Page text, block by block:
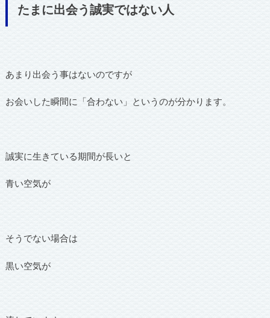
たまに出会う誠実ではない人
あまり出会う事はないのですが
お会いした瞬間に「合わない」というのが分かります。
誠実に生きている期間が長いと
青い空気が
そうでない場合は
黒い空気が